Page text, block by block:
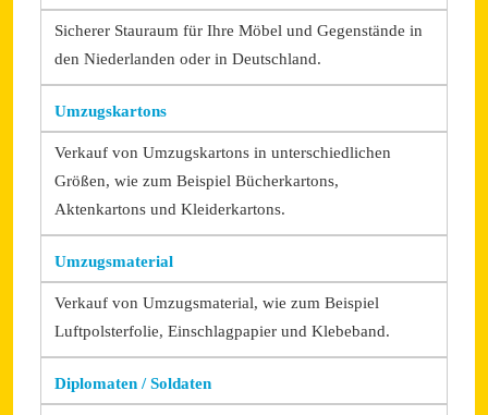
Sicherer Stauraum für Ihre Möbel und Gegenstände in
den Niederlanden oder in Deutschland.
Umzugskartons
Verkauf von Umzugskartons in unterschiedlichen
Größen, wie zum Beispiel Bücherkartons,
Aktenkartons und Kleiderkartons.
Umzugsmaterial
Verkauf von Umzugsmaterial, wie zum Beispiel
Luftpolsterfolie, Einschlagpapier und Klebeband.
Diplomaten / Soldaten